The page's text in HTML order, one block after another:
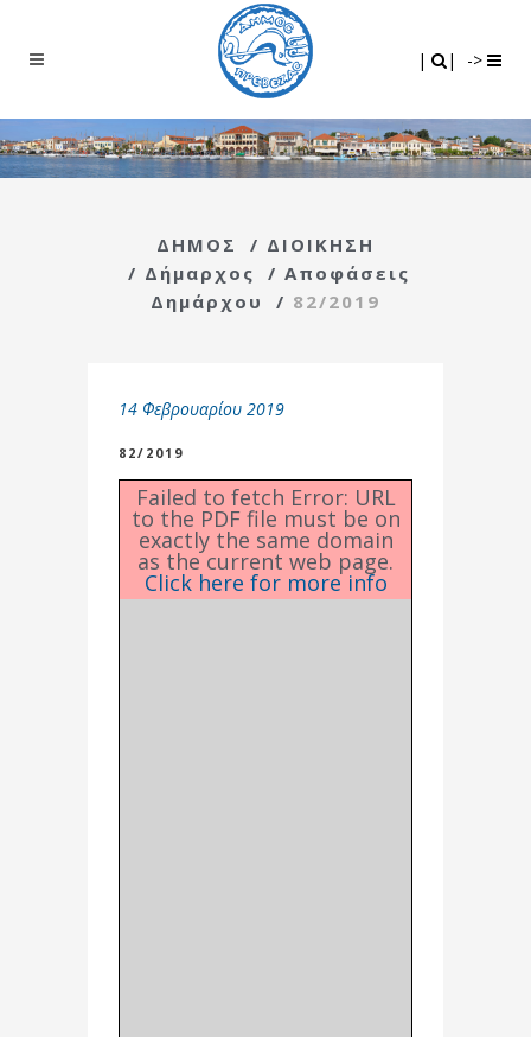
| | ->
ΔΗΜΟΣ / ΔΙΟΙΚΗΣΗ
/ Δήμαρχος / Αποφάσεις
Δημάρχου
/ 82/2019
14 Φεβρουαρίου 2019
82/2019
Failed to fetch Error: URL
to the PDF file must be on
exactly the same domain
as the current web page.
Click here for more info